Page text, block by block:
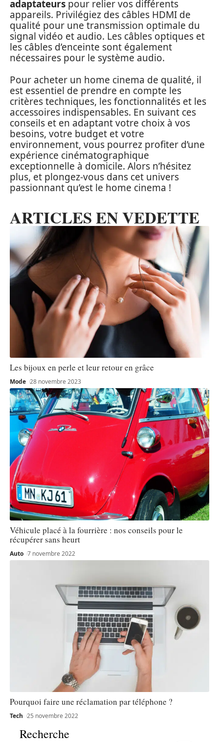
adaptateurs pour relier vos différents
appareils. Privilégiez des câbles HDMI de
qualité pour une transmission optimale du
signal vidéo et audio. Les câbles optiques et
les câbles d’enceinte sont également
nécessaires pour le système audio.
Pour acheter un home cinema de qualité, il
est essentiel de prendre en compte les
critères techniques, les fonctionnalités et les
accessoires indispensables. En suivant ces
conseils et en adaptant votre choix à vos
besoins, votre budget et votre
environnement, vous pourrez profiter d’une
expérience cinématographique
exceptionnelle à domicile. Alors n’hésitez
plus, et plongez-vous dans cet univers
passionnant qu’est le home cinema !
ARTICLES EN VEDETTE
Les bijoux en perle et leur retour en grâce
Mode 28 novembre 2023
Véhicule placé à la fourrière : nos conseils pour le
récupérer sans heurt
Auto 7 novembre 2022
Pourquoi faire une réclamation par téléphone ?
Tech 25 novembre 2022
Recherche